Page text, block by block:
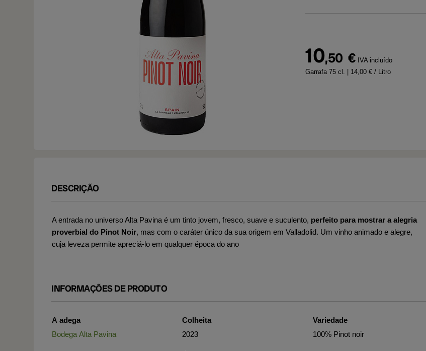
10,50 € IVA incluído
Garrafa 75 cl. | 14,00 € / Litro
DESCRIÇÃO
A entrada no universo Alta Pavina é um tinto jovem, fresco, suave e suculento, perfeito para mostrar a alegria
proverbial do Pinot Noir, mas com o caráter único da sua origem em Valladolid. Um vinho animado e alegre,
cuja leveza permite apreciá-lo em qualquer época do ano
INFORMAÇÕES DE PRODUTO
A adega
Bodega Alta Pavina
Colheita
2023
Variedade
100% Pinot noir